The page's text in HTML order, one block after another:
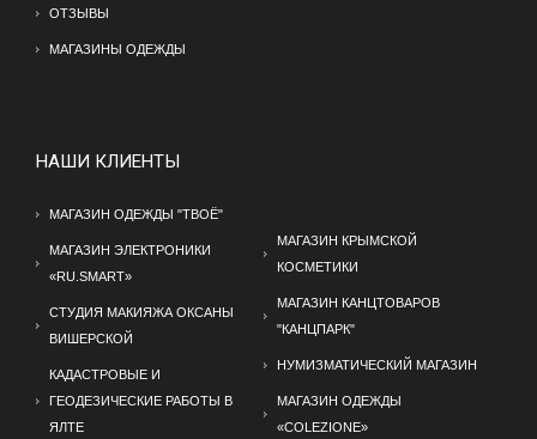
ОТЗЫВЫ
МАГАЗИНЫ ОДЕЖДЫ
НАШИ КЛИЕНТЫ
МАГАЗИН ОДЕЖДЫ "ТВОЁ"
МАГАЗИН ЭЛЕКТРОНИКИ
«RU.SMART»
СТУДИЯ МАКИЯЖА ОКСАНЫ
ВИШЕРСКОЙ
КАДАСТРОВЫЕ И
ГЕОДЕЗИЧЕСКИЕ РАБОТЫ В
ЯЛТЕ
МАГАЗИН КРЫМСКОЙ
КОСМЕТИКИ
МАГАЗИН КАНЦТОВАРОВ
"КАНЦПАРК"
НУМИЗМАТИЧЕСКИЙ МАГАЗИН
МАГАЗИН ОДЕЖДЫ
«COLEZIONE»